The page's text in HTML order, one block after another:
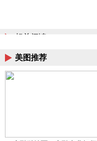
相关阅读
美图推荐